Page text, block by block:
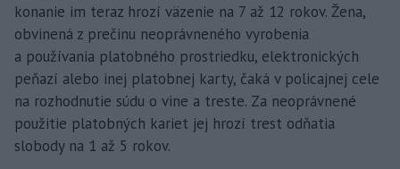
konanie im teraz hrozí väzenie na 7 až 12 rokov. Žena,
obvinená z prečinu neoprávneného vyrobenia
a používania platobného prostriedku, elektronických
peňazí alebo inej platobnej karty, čaká v policajnej cele
na rozhodnutie súdu o vine a treste. Za neoprávnené
použitie platobných kariet jej hrozí trest odňatia
slobody na 1 až 5 rokov.